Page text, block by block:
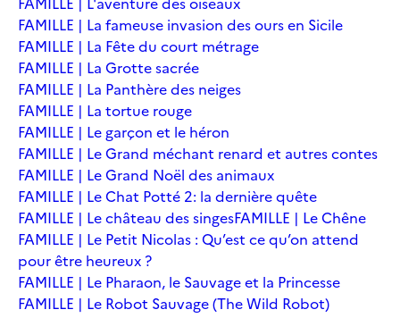
FAMILLE | La fameuse invasion des ours en Sicile
FAMILLE | La Fête du court métrage
FAMILLE | La Grotte sacrée
FAMILLE | La Panthère des neiges
FAMILLE | La tortue rouge
FAMILLE | Le garçon et le héron
FAMILLE | Le Grand méchant renard et autres contes
FAMILLE | Le Grand Noël des animaux
FAMILLE | Le Chat Potté 2: la dernière quête
FAMILLE | Le château des singesFAMILLE | Le Chêne
FAMILLE | Le Petit Nicolas : Qu’est ce qu’on attend
pour être heureux ?
FAMILLE | Le Pharaon, le Sauvage et la Princesse
FAMILLE | Le Robot Sauvage (The Wild Robot)